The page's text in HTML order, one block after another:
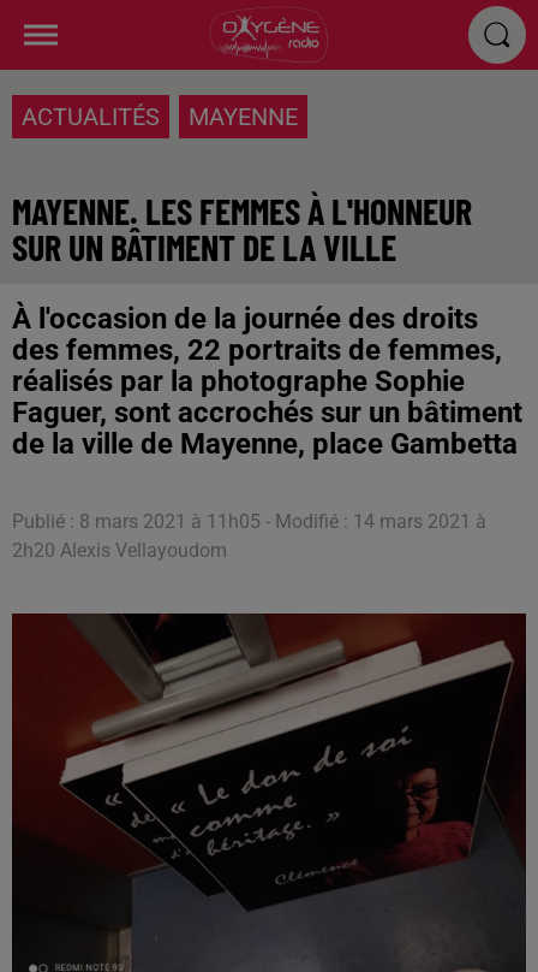
ACTUALITÉS MAYENNE
MAYENNE. LES FEMMES À L'HONNEUR
SUR UN BÂTIMENT DE LA VILLE
À l'occasion de la journée des droits
des femmes, 22 portraits de femmes,
réalisés par la photographe Sophie
Faguer, sont accrochés sur un bâtiment
de la ville de Mayenne, place Gambetta
Publié : 8 mars 2021 à 11h05 - Modifié : 14 mars 2021 à
2h20 Alexis Vellayoudom